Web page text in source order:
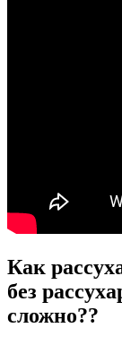
Как
без
сложно??